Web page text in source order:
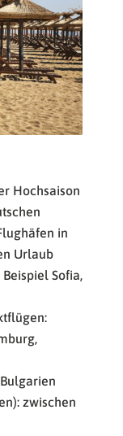
Hochsaison
in
Urlaub
Sofia,
zwischen